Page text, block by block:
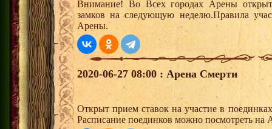
Внимание! Во Всех городах Арены
замков на следующую неделю.Правила
Арены.
2020-06-27 08:00 : Арена Смерти
Открыт прием ставок на участие в
Расписание поединков можно посмотреть на